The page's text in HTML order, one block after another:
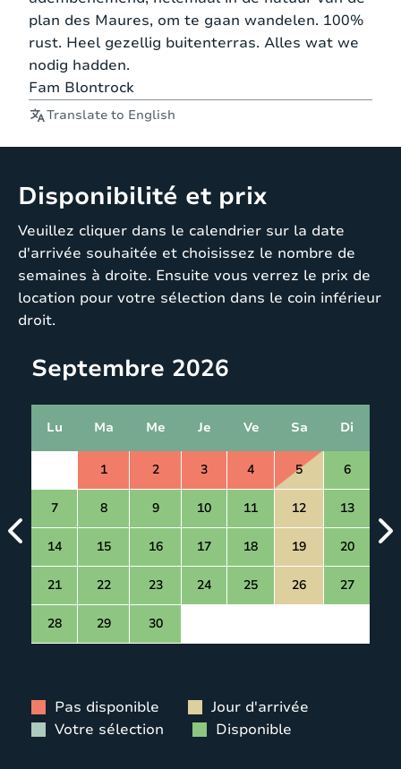
Chambre 4
lit
matelas
200
cm
Double
pliable
x
plan des Maures, om te gaan wandelen. 100%
rust. Heel gezellig buitenterras. Alles wat we
nodig hadden.
Fam Blontrock
Translate to English
Disponibilité et prix
Veuillez cliquer dans le calendrier sur la date
d'arrivée souhaitée et choisissez le nombre de
semaines à droite. Ensuite vous verrez le prix de
location pour votre sélection dans le coin inférieur
droit.
Septembre 2026
Lu Ma Me Je Ve Sa Di
1 2 3 4 5 6
7 8 9 10 11 12 13
14 15 16 17 18 19 20
21 22 23 24 25 26 27
28 29 30
Pas disponible
Jour d'arrivée
Votre sélection
Disponible